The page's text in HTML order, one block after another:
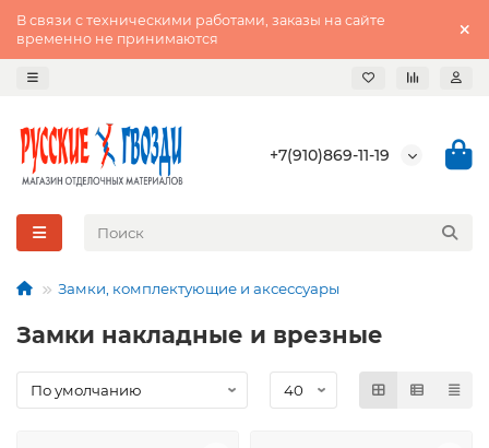
В связи с техническими работами, заказы на сайте
временно не принимаются
+7(910)869-11-19
Замки, комплектующие и аксессуары
Замки накладные и врезные